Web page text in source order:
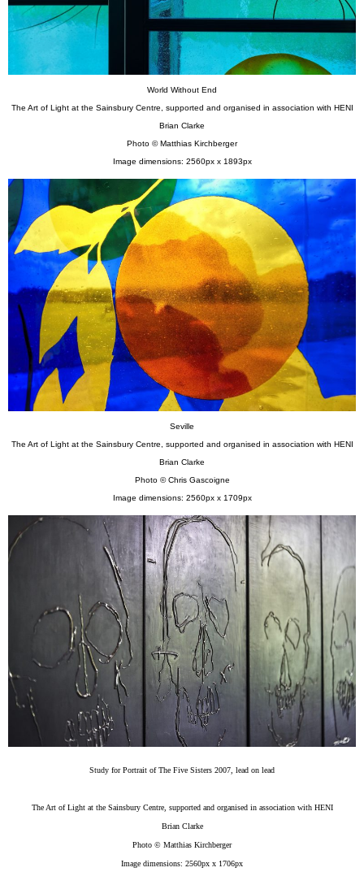
World Without End
The Art of Light at the Sainsbury Centre, supported and organised in association with HENI
Brian Clarke
Photo © Matthias Kirchberger
Image dimensions: 2560px x 1893px
Seville
The Art of Light at the Sainsbury Centre, supported and organised in association with HENI
Brian Clarke
Photo © Chris Gascoigne
Image dimensions: 2560px x 1709px
Study for Portrait of The Five Sisters 2007, lead on lead
The Art of Light at the Sainsbury Centre, supported and organised in association with HENI
Brian Clarke
Photo © Matthias Kirchberger
Image dimensions: 2560px x 1706px